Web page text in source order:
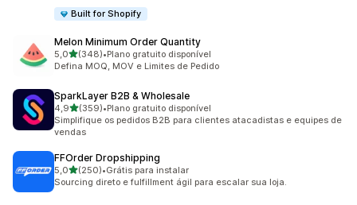
Built for Shopify
Melon Minimum Order Quantity
5,0de 5 estrelas
(348)
348 avaliações ao todo
•Plano gratuito disponível
Defina MOQ, MOV e Limites de Pedido
SparkLayer B2B & Wholesale
4,9de 5 estrelas
(359)
359 avaliações ao todo
•Plano gratuito disponível
Simplifique os pedidos B2B para clientes atacadistas e equipes de
vendas
FFOrder Dropshipping
5,0de 5 estrelas
(250)
250 avaliações ao todo
•Grátis para instalar
Sourcing direto e fulfillment ágil para escalar sua loja.